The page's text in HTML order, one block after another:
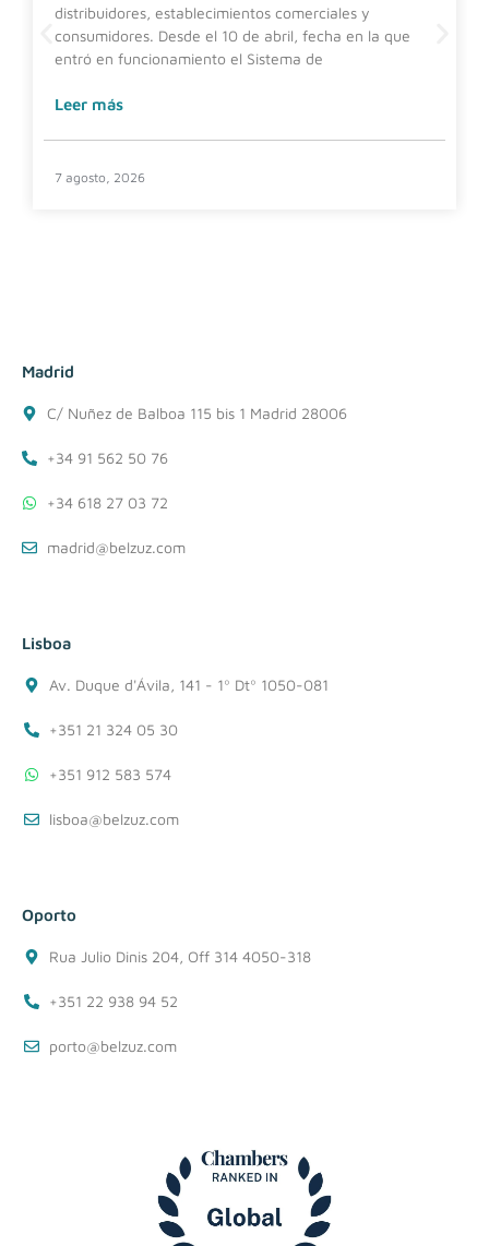
distribuidores, establecimientos comerciales y
consumidores. Desde el 10 de abril, fecha en la que
entró en funcionamiento el Sistema de
Leer más
7 agosto, 2026
Madrid
C/ Nuñez de Balboa 115 bis 1 Madrid 28006
+34 91 562 50 76
+34 618 27 03 72
madrid@belzuz.com
Lisboa
Av. Duque d'Ávila, 141 - 1º Dtº 1050-081
+351 21 324 05 30
+351 912 583 574
lisboa@belzuz.com
Oporto
Rua Julio Dinis 204, Off 314 4050-318
+351 22 938 94 52
porto@belzuz.com